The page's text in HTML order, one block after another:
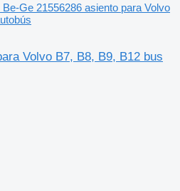
Be-Ge 21556286 asiento para Volvo
Volvo B7, B8, B9, B12 bus